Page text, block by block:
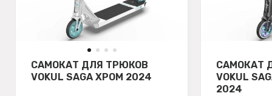
САМОКАТ ДЛЯ ТРЮКОВ
VOKUL SAGA ХРОМ 2024
САМОКАТ
VOKUL
2024